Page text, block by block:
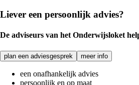
Liever een persoonlijk advies?
De adviseurs van het Onderwijsloket
plan een adviesgesprek meer info
een onafhankelijk advies
persoonlijk en op maat